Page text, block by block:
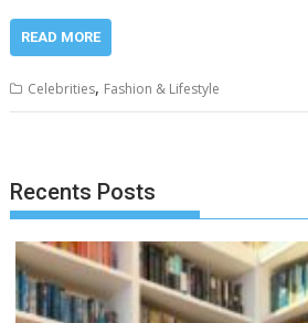
READ MORE
Celebrities, Fashion & Lifestyle
Recents Posts